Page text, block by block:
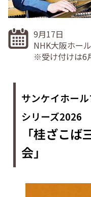
9月17日
NHK大阪ホール
※受け付けは6
サンケイホー
シリーズ2026
「桂ざこ
会」